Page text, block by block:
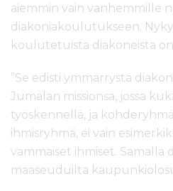
aiemmin vain vanhemmille
diakoniakoulutukseen.
koulutetuista diakoneista
”Se edisti ymmärrystä
Jumalan missionsa, jossa
työskennellä, ja
ihmisryhmä, ei vain
vammaiset ihmiset. Samalla
maaseuduilta